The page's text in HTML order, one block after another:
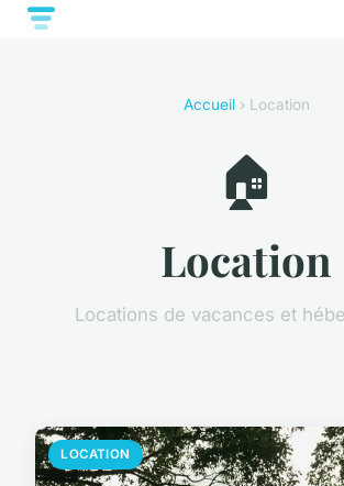
Accueil› Location
🏠
Location
Locations de vacances et
LOCATION